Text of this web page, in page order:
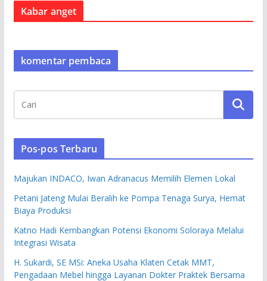
Kabar anget
komentar pembaca
Pos-pos Terbaru
Majukan INDACO, Iwan Adranacus Memilih Elemen Lokal
Petani Jateng Mulai Beralih ke Pompa Tenaga Surya, Hemat
Biaya Produksi
Katno Hadi Kembangkan Potensi Ekonomi Soloraya Melalui
Integrasi Wisata
H. Sukardi, SE MSi: Aneka Usaha Klaten Cetak MMT,
Pengadaan Mebel hingga Layanan Dokter Praktek Bersama